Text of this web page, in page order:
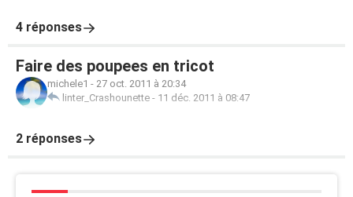
4 réponses
Faire des poupees en tricot
michele1 - 27 oct. 2011 à 20:34
linter_Crashounette - 11 déc. 2011 à 08:47
2 réponses